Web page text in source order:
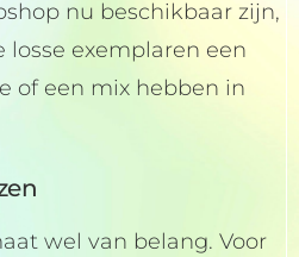
nu beschikbaar zijn,
losse exemplaren een
of een mix hebben in
wel van belang. Voor